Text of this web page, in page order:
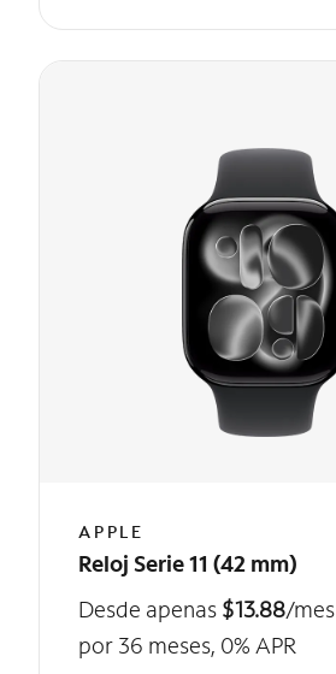
APPLE
Reloj Serie 11 (42 mm)
Desde apenas $13.88/mes
por 36 meses, 0% APR